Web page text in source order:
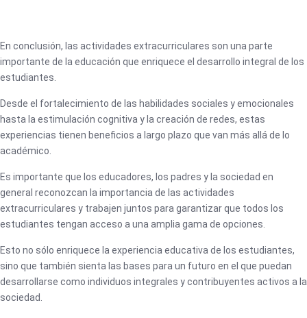
En conclusión, las actividades extracurriculares son una parte
importante de la educación que enriquece el desarrollo integral de los
estudiantes.
Desde el fortalecimiento de las habilidades sociales y emocionales
hasta la estimulación cognitiva y la creación de redes, estas
experiencias tienen beneficios a largo plazo que van más allá de lo
académico.
Es importante que los educadores, los padres y la sociedad en
general reconozcan la importancia de las actividades
extracurriculares y trabajen juntos para garantizar que todos los
estudiantes tengan acceso a una amplia gama de opciones.
Esto no sólo enriquece la experiencia educativa de los estudiantes,
sino que también sienta las bases para un futuro en el que puedan
desarrollarse como individuos integrales y contribuyentes activos a la
sociedad.